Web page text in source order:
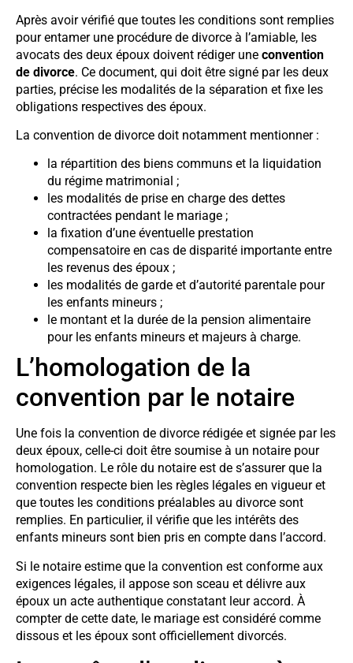
Après avoir vérifié que toutes les conditions sont remplies
pour entamer une procédure de divorce à l’amiable, les
avocats des deux époux doivent rédiger une convention
de divorce. Ce document, qui doit être signé par les deux
parties, précise les modalités de la séparation et fixe les
obligations respectives des époux.
La convention de divorce doit notamment mentionner :
la répartition des biens communs et la liquidation
du régime matrimonial ;
les modalités de prise en charge des dettes
contractées pendant le mariage ;
la fixation d’une éventuelle prestation
compensatoire en cas de disparité importante entre
les revenus des époux ;
les modalités de garde et d’autorité parentale pour
les enfants mineurs ;
le montant et la durée de la pension alimentaire
pour les enfants mineurs et majeurs à charge.
L’homologation de la
convention par le notaire
Une fois la convention de divorce rédigée et signée par les
deux époux, celle-ci doit être soumise à un notaire pour
homologation. Le rôle du notaire est de s’assurer que la
convention respecte bien les règles légales en vigueur et
que toutes les conditions préalables au divorce sont
remplies. En particulier, il vérifie que les intérêts des
enfants mineurs sont bien pris en compte dans l’accord.
Si le notaire estime que la convention est conforme aux
exigences légales, il appose son sceau et délivre aux
époux un acte authentique constatant leur accord. À
compter de cette date, le mariage est considéré comme
dissous et les époux sont officiellement divorcés.